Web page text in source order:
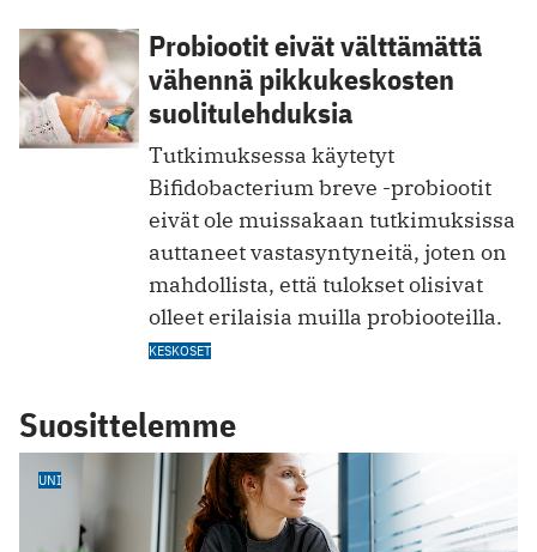
Probiootit eivät välttämättä
vähennä pikkukeskosten
suolitulehduksia
Tutkimuksessa käytetyt
Bifidobacterium breve -probiootit
eivät ole muissakaan tutkimuksissa
auttaneet vastasyntyneitä, joten on
mahdollista, että tulokset olisivat
olleet erilaisia muilla probiooteilla.
KESKOSET
Suosittelemme
UNI